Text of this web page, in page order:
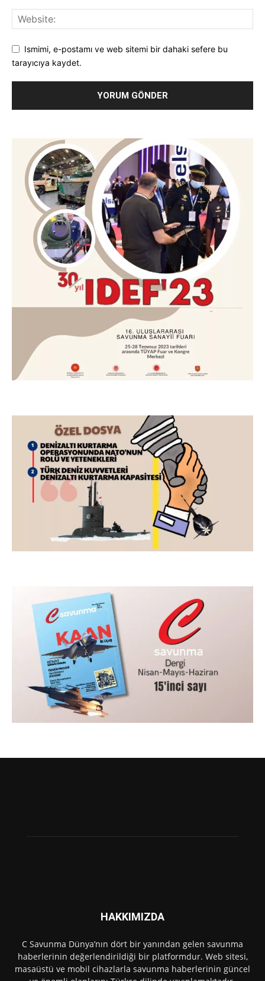
Ismimi, e-postamı ve web sitemi bir dahaki sefere bu
tarayıcıya kaydet.
HAKKIMIZDA
C Savunma Dünya’nın dört bir yanından gelen savunma
haberlerinin değerlendirildiği bir platformdur. Web sitesi,
masaüstü ve mobil cihazlarla savunma haberlerinin güncel